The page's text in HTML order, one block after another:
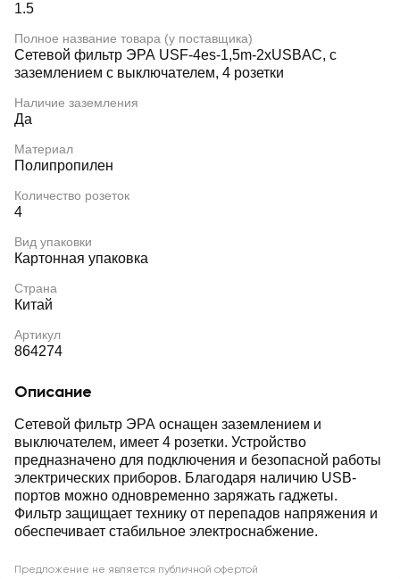
1.5
Полное название товара (у поставщика)
Сетевой фильтр ЭРА USF-4es-1,5m-2xUSBAC, с
заземлением с выключателем, 4 розетки
Наличие заземления
Да
Материал
Полипропилен
Количество розеток
4
Вид упаковки
Картонная упаковка
Страна
Китай
Артикул
864274
Описание
Сетевой фильтр ЭРА оснащен заземлением и
выключателем, имеет 4 розетки. Устройство
предназначено для подключения и безопасной работы
электрических приборов. Благодаря наличию USB-
портов можно одновременно заряжать гаджеты.
Фильтр защищает технику от перепадов напряжения и
обеспечивает стабильное электроснабжение.
Предложение не является публичной офертой